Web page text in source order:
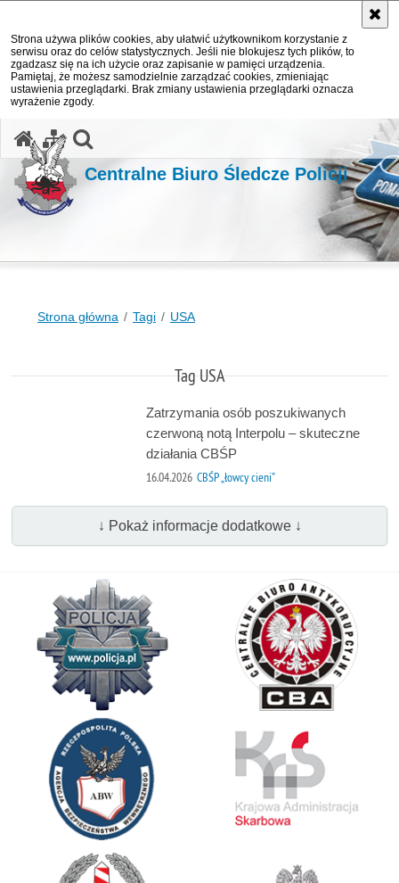
Strona używa plików cookies, aby ułatwić użytkownikom korzystanie z
serwisu oraz do celów statystycznych. Jeśli nie blokujesz tych plików, to
zgadzasz się na ich użycie oraz zapisanie w pamięci urządzenia.
Pamiętaj, że możesz samodzielnie zarządzać cookies, zmieniając
ustawienia przeglądarki. Brak zmiany ustawienia przeglądarki oznacza
wyrażenie zgody.
Centralne Biuro Śledcze Policji
Strona główna Tagi USA
Tag USA
Zatrzymania osób poszukiwanych
czerwoną notą Interpolu – skuteczne
działania CBŚP
16.04.2026 CBŚP „łowcy cieni”
↓ Pokaż informacje dodatkowe ↓